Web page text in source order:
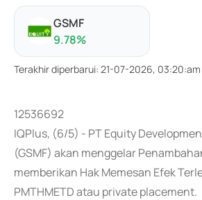
GSMF
9.78%
Terakhir diperbarui: 21-07-2026, 03:20:am
12536692
IQPlus, (6/5) - PT Equity
(GSMF) akan menggelar
memberikan Hak Memesan Efek
PMTHMETD atau private placement.